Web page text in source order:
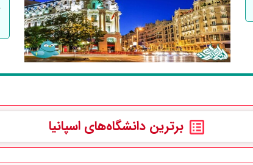
برترین دانشگاه‌های اسپانیا